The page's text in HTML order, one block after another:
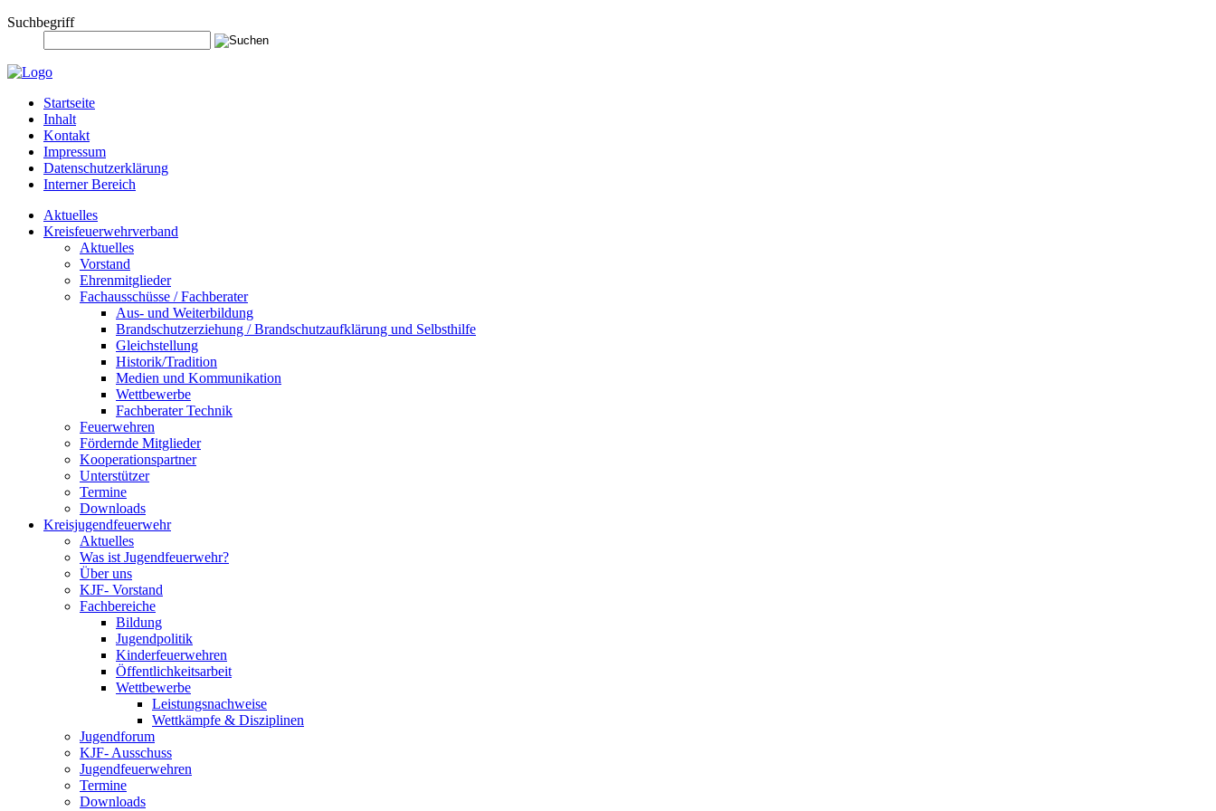
Suchbegriff
Startseite
Inhalt
Kontakt
Impressum
Datenschutzerklärung
Interner Bereich
Aktuelles
Kreisfeuerwehrverband
Aktuelles
Vorstand
Ehrenmitglieder
Fachausschüsse / Fachberater
Aus- und Weiterbildung
Brandschutzerziehung / Brandschutzaufklärung und Selbsthilfe
Gleichstellung
Historik/Tradition
Medien und Kommunikation
Wettbewerbe
Fachberater Technik
Feuerwehren
Fördernde Mitglieder
Kooperationspartner
Unterstützer
Termine
Downloads
Kreisjugendfeuerwehr
Aktuelles
Was ist Jugendfeuerwehr?
Über uns
KJF- Vorstand
Fachbereiche
Bildung
Jugendpolitik
Kinderfeuerwehren
Öffentlichkeitsarbeit
Wettbewerbe
Leistungsnachweise
Wettkämpfe & Disziplinen
Jugendforum
KJF- Ausschuss
Jugendfeuerwehren
Termine
Downloads